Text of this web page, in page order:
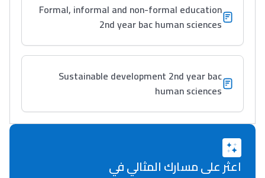
+ de 89 Interviews/Vidéos
دليل المهن
ما يزيد عن 149 مهنة
دليل التوجيه
التوجيه بالثانوي و الإعدادي
Formal, informal and non-formal education
2nd year bac human sciences
Sustainable development 2nd year bac
human sciences
اعثر على مسارك المثالي في